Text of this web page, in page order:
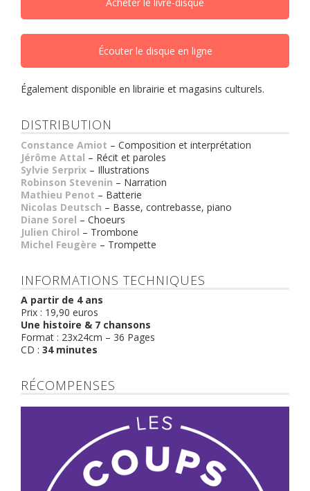
Écouter le disque en ligne
Également disponible en librairie et magasins culturels.
DISTRIBUTION
Constance Amiot – Composition et interprétation
Jérôme Attal – Récit et paroles
Sylvie Serprix – Illustrations
Robinson Stevenin – Narration
Mathieu Penot – Batterie
Nicolas Deutsch – Basse, contrebasse, piano
Diane Sorel – Choeurs
Julien Chirol – Trombone
Michel Feugère – Trompette
INFORMATIONS TECHNIQUES
A partir de 4 ans
Prix : 19,90 euros
Une histoire & 7 chansons
Format : 23x24cm – 36 Pages
CD : 34 minutes
RÉCOMPENSES